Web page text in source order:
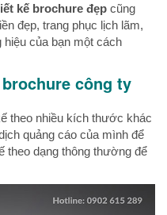
kế brochure đẹp cũng
đẹp, trang phục lịch lãm,
của bạn một cách
công ty
theo nhiều kích thước khác
quảng cáo của mình để
theo dạng thông thường để